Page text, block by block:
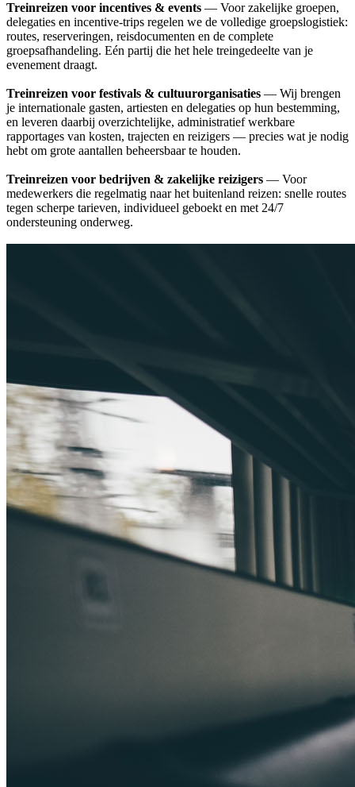
Treinreizen voor incentives & events — Voor zakelijke groepen,
delegaties en incentive-trips regelen we de volledige groepslogistiek:
routes, reserveringen, reisdocumenten en de complete
groepsafhandeling. Eén partij die het hele treingedeelte van je
evenement draagt.
Treinreizen voor festivals & cultuurorganisaties — Wij brengen
je internationale gasten, artiesten en delegaties op hun bestemming,
en leveren daarbij overzichtelijke, administratief werkbare
rapportages van kosten, trajecten en reizigers — precies wat je nodig
hebt om grote aantallen beheersbaar te houden.
Treinreizen voor bedrijven & zakelijke reizigers — Voor
medewerkers die regelmatig naar het buitenland reizen: snelle routes
tegen scherpe tarieven, individueel geboekt en met 24/7
ondersteuning onderweg.